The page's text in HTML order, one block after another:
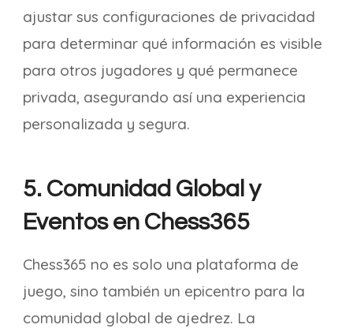
ajustar sus configuraciones de privacidad
para determinar qué información es visible
para otros jugadores y qué permanece
privada, asegurando así una experiencia
personalizada y segura.
5. Comunidad Global y
Eventos en Chess365
Chess365 no es solo una plataforma de
juego, sino también un epicentro para la
comunidad global de ajedrez. La